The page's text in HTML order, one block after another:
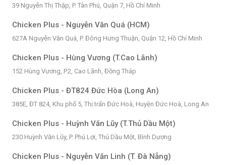
39 Nguyễn Thị Thập, P. Tân Phú, Quận 7, Hồ Chí Minh
Chicken Plus - Nguyễn Văn Quá (HCM)
627A Nguyễn Văn Quá, P. Đông Hưng Thuận, Quận 12, Hồ Chí Minh
Chicken Plus - Hùng Vương (T.Cao Lãnh)
152 Hùng Vương, P.2, Cao Lãnh, Đồng Tháp
Chicken Plus - ĐT824 Đức Hòa (Long An)
385E, ĐT 824, Khu phố 5, Thị trấn Đức Hoà, Huyện Đức Hoà, Long An
Chicken Plus - Huỳnh Văn Lũy (T.Thủ Dầu Một)
230 Huỳnh Văn Lũy, P. Phú Lợi, Thủ Dầu Một, Bình Dương
Chicken Plus - Nguyễn Văn Linh (T. Đà Nẵng)